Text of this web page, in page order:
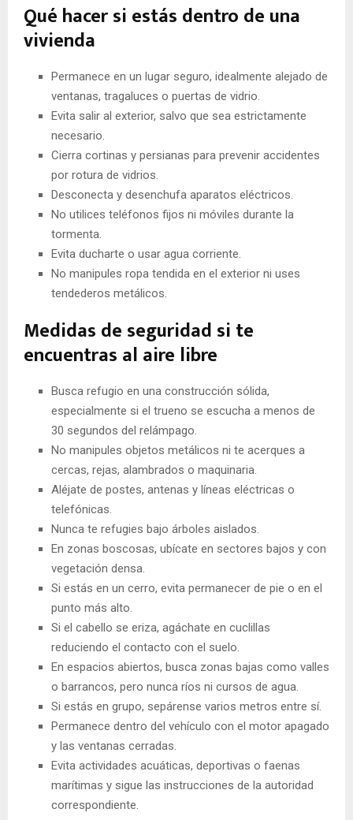
Qué hacer si estás dentro de una
vivienda
Permanece en un lugar seguro, idealmente alejado de
ventanas, tragaluces o puertas de vidrio.
Evita salir al exterior, salvo que sea estrictamente
necesario.
Cierra cortinas y persianas para prevenir accidentes
por rotura de vidrios.
Desconecta y desenchufa aparatos eléctricos.
No utilices teléfonos fijos ni móviles durante la
tormenta.
Evita ducharte o usar agua corriente.
No manipules ropa tendida en el exterior ni uses
tendederos metálicos.
Medidas de seguridad si te
encuentras al aire libre
Busca refugio en una construcción sólida,
especialmente si el trueno se escucha a menos de
30 segundos del relámpago.
No manipules objetos metálicos ni te acerques a
cercas, rejas, alambrados o maquinaria.
Aléjate de postes, antenas y líneas eléctricas o
telefónicas.
Nunca te refugies bajo árboles aislados.
En zonas boscosas, ubícate en sectores bajos y con
vegetación densa.
Si estás en un cerro, evita permanecer de pie o en el
punto más alto.
Si el cabello se eriza, agáchate en cuclillas
reduciendo el contacto con el suelo.
En espacios abiertos, busca zonas bajas como valles
o barrancos, pero nunca ríos ni cursos de agua.
Si estás en grupo, sepárense varios metros entre sí.
Permanece dentro del vehículo con el motor apagado
y las ventanas cerradas.
Evita actividades acuáticas, deportivas o faenas
marítimas y sigue las instrucciones de la autoridad
correspondiente.